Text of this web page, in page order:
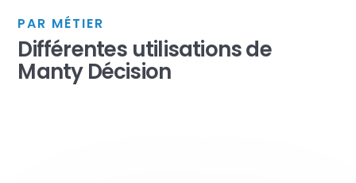
PAR MÉTIER
Différentes utilisations de
Manty Décision